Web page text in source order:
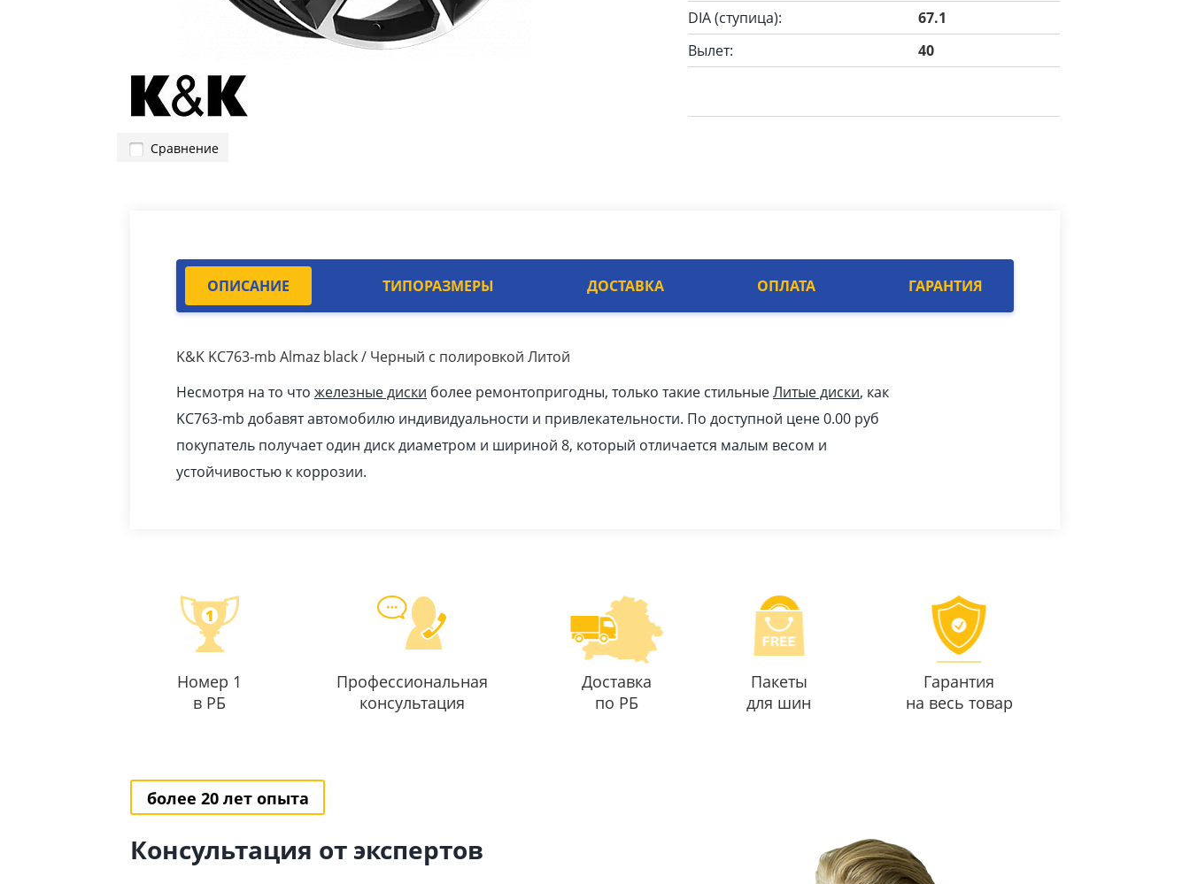
Сравнение
DIA (ступица):
67.1
Вылет:
40
ОПИСАНИЕ ТИПОРАЗМЕРЫ ДОСТАВКА ОПЛАТА ГАРАНТИЯ
K&K KC763-mb Almaz black / Черный с полировкой Литой
Несмотря на то что железные диски более ремонтопригодны, только такие стильныеЛитые диски, как
KC763-mb добавят автомобилю индивидуальности и привлекательности. По доступной цене 0.00 pуб
покупатель получает один диск диаметром и шириной 8, который отличается малым весом и
устойчивостью к коррозии.
Номер 1
в РБ
Профессиональная
консультация
Доставка
по РБ
Пакеты
для шин
Гарантия
на весь товар
более 20 лет опыта
Консультация от экспертов